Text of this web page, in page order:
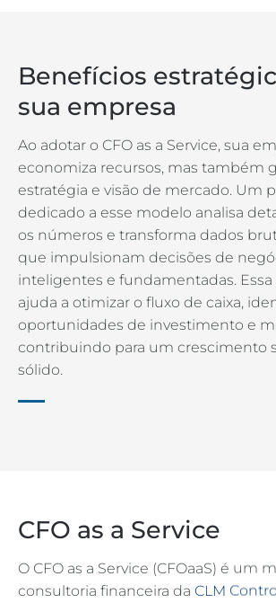
Benefícios
sua empresa
Ao adotar o CFO as a Service, sua
economiza recursos, mas também
estratégia e visão de mercado. Um
dedicado a esse modelo analisa
os números e transforma dados
que impulsionam decisões de
inteligentes e fundamentadas.
ajuda a otimizar o fluxo de caixa,
oportunidades de investimento e
contribuindo para um crescimento
sólido.
CFO as a Service
O CFO as a Service (CFOaaS) é um
consultoria financeira da CLM